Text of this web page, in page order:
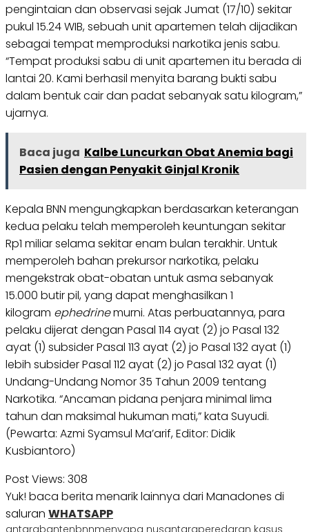
pengintaian dan observasi sejak Jumat (17/10) sekitar
pukul 15.24 WIB, sebuah unit apartemen telah dijadikan
sebagai tempat memproduksi narkotika jenis sabu.
“Tempat produksi sabu di unit apartemen itu berada di
lantai 20. Kami berhasil menyita barang bukti sabu
dalam bentuk cair dan padat sebanyak satu kilogram,”
ujarnya.
Baca juga Kalbe Luncurkan Obat Anemia bagi
Pasien dengan Penyakit Ginjal Kronik
Kepala BNN mengungkapkan berdasarkan keterangan
kedua pelaku telah memperoleh keuntungan sekitar
Rp1 miliar selama sekitar enam bulan terakhir. Untuk
memperoleh bahan prekursor narkotika, pelaku
mengekstrak obat-obatan untuk asma sebanyak
15.000 butir pil, yang dapat menghasilkan 1
kilogram ephedrinemurni. Atas perbuatannya, para
pelaku dijerat dengan Pasal 114 ayat (2) jo Pasal 132
ayat (1) subsider Pasal 113 ayat (2) jo Pasal 132 ayat (1)
lebih subsider Pasal 112 ayat (2) jo Pasal 132 ayat (1)
Undang-Undang Nomor 35 Tahun 2009 tentang
Narkotika. “Ancaman pidana penjara minimal lima
tahun dan maksimal hukuman mati,” kata Suyudi.
(Pewarta: Azmi Syamsul Ma’arif, Editor: Didik
Kusbiantoro)
Post Views: 308
Yuk! baca berita menarik lainnya dari Manadones di
saluran WHATSAPP